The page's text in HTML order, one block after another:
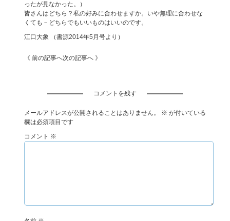
ったが見なかった。）
皆さんはどちら？私の好みに合わせますか。いや無理に合わせな
くても－どちらでもいいものはいいのです。
江口大象 （書源2014年5月号より）
《 前の記事へ次の記事へ 》
コメントを残す
メールアドレスが公開されることはありません。 ※ が付いている
欄は必須項目です
コメント ※